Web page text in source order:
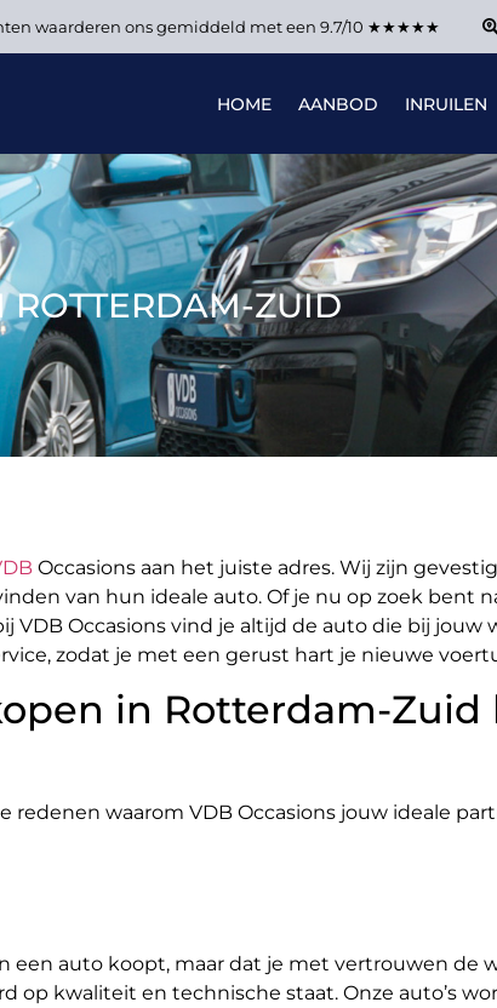
waarderen ons gemiddeld met een 9.7/10 ★★★★★
HOME AANBOD INRUILEN
ROTTERDAM-ZUID
Occasions aan het juiste adres. Wij zijn
van hun ideale auto. Of je nu op zoek bent
Occasions vind je altijd de auto die bij jouw
zodat je met een gerust hart je nieuwe
in Rotterdam-Zuid
waarom VDB Occasions jouw ideale
een auto koopt, maar dat je met vertrouwen de
op kwaliteit en technische staat. Onze auto’s